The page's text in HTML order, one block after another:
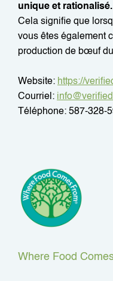
unique et rationalisé.
Cela signifie que
vous êtes également
production de bœuf
Website: https://
Courriel:
Téléphone: 587-328-
Where Food